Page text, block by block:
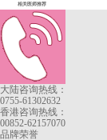
相关医师推荐
大陆咨询热线：
0755-61302632
香港咨询热线：
00852-62157070
品牌荣誉